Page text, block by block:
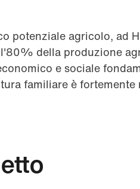
potenziale agricolo, ad
della produzione
e sociale
familiare è